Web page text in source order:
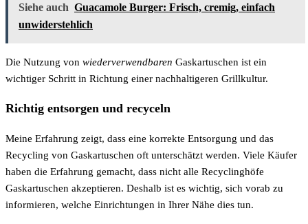
Siehe auch Guacamole Burger: Frisch, cremig, einfach
unwiderstehlich
Die Nutzung von wiederverwendbaren Gaskartuschen ist ein
wichtiger Schritt in Richtung einer nachhaltigeren Grillkultur.
Richtig entsorgen und recyceln
Meine Erfahrung zeigt, dass eine korrekte Entsorgung und das
Recycling von Gaskartuschen oft unterschätzt werden. Viele Käufer
haben die Erfahrung gemacht, dass nicht alle Recyclinghöfe
Gaskartuschen akzeptieren. Deshalb ist es wichtig, sich vorab zu
informieren, welche Einrichtungen in Ihrer Nähe dies tun.